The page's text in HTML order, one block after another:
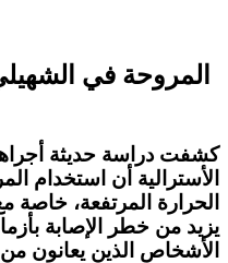
المروحة في
كشفت دراسة حديثة
الأسترالية أن استخدام
الحرارة المرتفعة، خاصة
يزيد من خطر الإصابة
الأشخاص الذين يعانون